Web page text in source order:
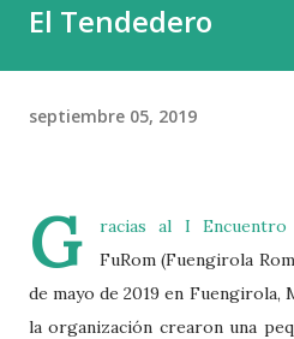
El Tendedero
septiembre 05, 2019
G
racias al I Encuentro
FuRom (Fuengirola
de mayo de 2019 en Fuengirola,
la organización crearon una